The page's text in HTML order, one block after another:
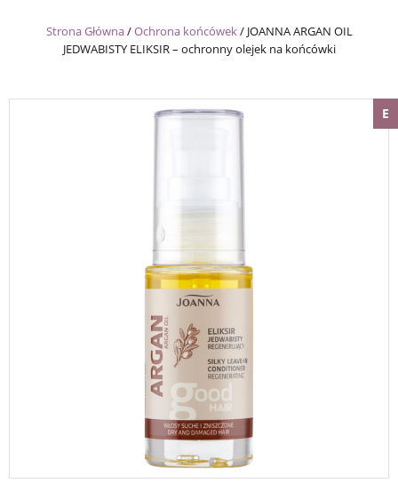
Strona Główna/Ochrona końcówek/ JOANNA ARGAN OIL
JEDWABISTY ELIKSIR – ochronny olejek na końcówki
E